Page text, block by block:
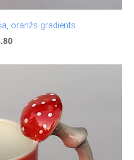
oranžs gradients